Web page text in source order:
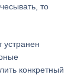
то
устранен
конкретный